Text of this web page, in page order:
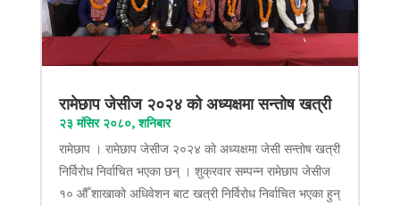
रामेछाप जेसीज २०२४ को अध्यक्षमा सन्तोष खत्री
२३ मंसिर २०८०, शनिबार
रामेछाप । रामेछाप जेसीज २०२४ को अध्यक्षमा जेसी सन्तोष खत्री
निर्विरोध निर्वाचित भएका छन् । शुक्रवार सम्पन्न रामेछाप जेसीज
१० औँ शाखाको अधिवेशन बाट खत्री निर्विरोध निर्वाचित भएका हुन्